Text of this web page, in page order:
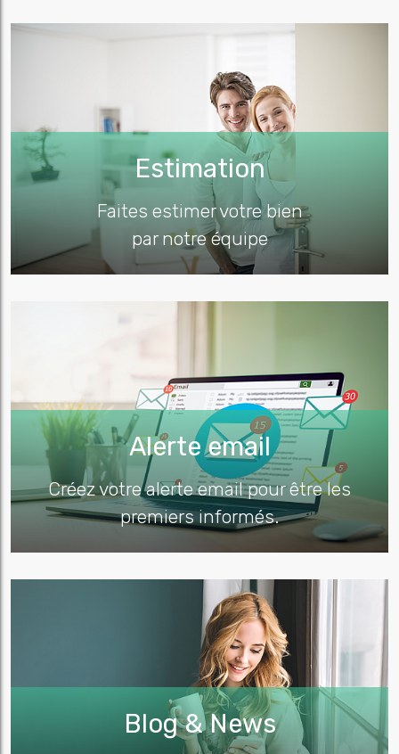
Estimation
Faites estimer votre bien
par notre équipe
Alerte email
Créez votre alerte email pour être les
premiers informés.
Blog & News